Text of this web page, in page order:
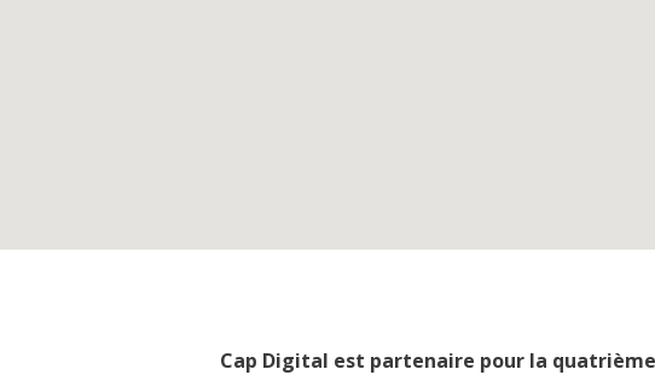
Cap Digital est partenaire pour la